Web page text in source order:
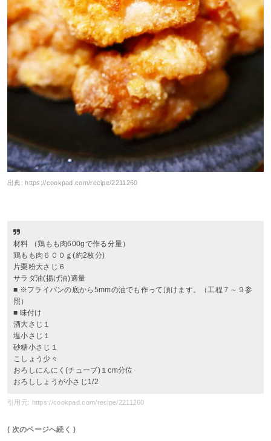
出典:https://cookpad.com/recipe/2211260
材料 （鶏もも肉600gで作る分量）
鶏もも肉６００ｇ(約2枚分)
片栗粉大さじ６
サラダ油(揚げ油)適量
■ ※フライパンの底から5mmの油でも作って頂けます。（工程７～９参
照）
■ 味付け
酒大さじ１
塩小さじ１
砂糖小さじ１
こしょう少々
おろしにんにく(チューブ)１cm分位
おろししょうが小さじ1/2
引用元: https://cookpad.com/recipe/2211260
( 次のページへ続く )